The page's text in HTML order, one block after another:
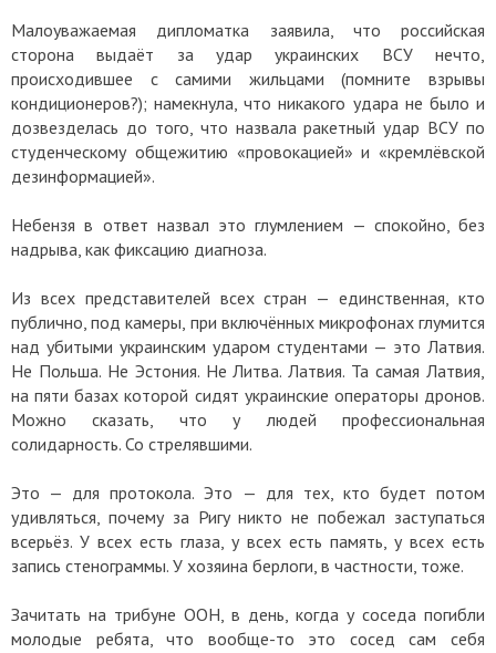
Малоуважаемая дипломатка заявила, что российская
сторона выдаёт за удар украинских ВСУ нечто,
происходившее с самими жильцами (помните взрывы
кондиционеров?); намекнула, что никакого удара не было и
дозвезделась до того, что назвала ракетный удар ВСУ по
студенческому общежитию «провокацией» и «кремлёвской
дезинформацией».
Небензя в ответ назвал это глумлением — спокойно, без
надрыва, как фиксацию диагноза.
Из всех представителей всех стран — единственная, кто
публично, под камеры, при включённых микрофонах глумится
над убитыми украинским ударом студентами — это Латвия.
Не Польша. Не Эстония. Не Литва. Латвия. Та самая Латвия,
на пяти базах которой сидят украинские операторы дронов.
Можно сказать, что у людей профессиональная
солидарность. Со стрелявшими.
Это — для протокола. Это — для тех, кто будет потом
удивляться, почему за Ригу никто не побежал заступаться
всерьёз. У всех есть глаза, у всех есть память, у всех есть
запись стенограммы. У хозяина берлоги, в частности, тоже.
Зачитать на трибуне ООН, в день, когда у соседа погибли
молодые ребята, что вообще-то это сосед сам себя